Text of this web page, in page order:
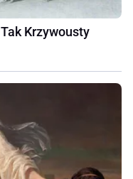
Tak Krzywousty